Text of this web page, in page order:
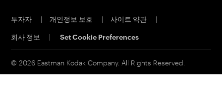
고객 포털
영업 문의
물질 안전 보건 자료
연락처
투자자 | 개인정보 보호 | 사이트 약관
|
회사 정보
| Set Cookie Preferences
© 2026 Eastman Kodak Company. All Rights Reserved.